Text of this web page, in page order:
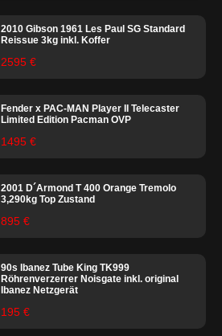
2010 Gibson 1961 Les Paul SG Standard
Reissue 3kg inkl. Koffer
2595 €
Fender x PAC-MAN Player II Telecaster
Limited Edition Pacman OVP
1495 €
2001 D´Armond T 400 Orange Tremolo
3,290kg Top Zustand
895 €
90s Ibanez Tube King TK999
Röhrenverzerrer Noisgate inkl. original
Ibanez Netzgerät
195 €